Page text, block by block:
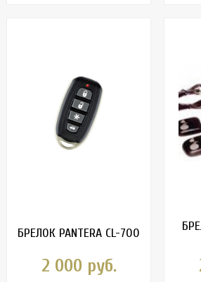
БРЕЛОК PANTERA CL-700
2 000 руб.